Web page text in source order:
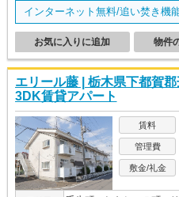
インターネット無料/追い焚き機
物件
お気に入りに追加
エリール藤 | 栃木県下都賀
3DK賃貸アパート
賃料
管理費
敷金/礼金